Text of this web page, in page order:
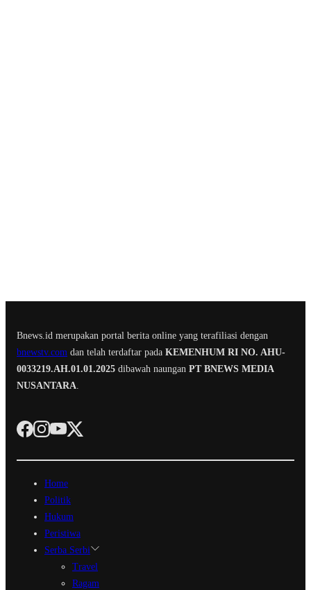
Bnews.id merupakan portal berita online yang terafiliasi dengan
bnewstv.com dan telah terdaftar pada KEMENHUM RI NO. AHU-
0033219.AH.01.01.2025 dibawah naungan PT BNEWS MEDIA
NUSANTARA
Home
Politik
Hukum
Peristiwa
Serba Serbi
Travel
Ragam